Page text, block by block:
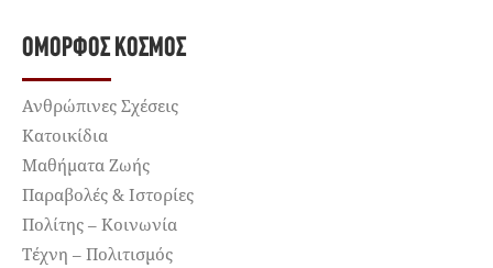
ΌΜΟΡΦΟΣ ΚΌΣΜΟΣ
Ανθρώπινες Σχέσεις
Κατοικίδια
Μαθήματα Ζωής
Παραβολές & Ιστορίες
Πολίτης – Κοινωνία
Τέχνη – Πολιτισμός